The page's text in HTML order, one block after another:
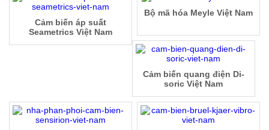
Cảm biến áp suất
Seametrics Việt Nam
Bộ mã hóa Meyle Việt Nam
Cảm biến quang điện Di-
soric Việt Nam